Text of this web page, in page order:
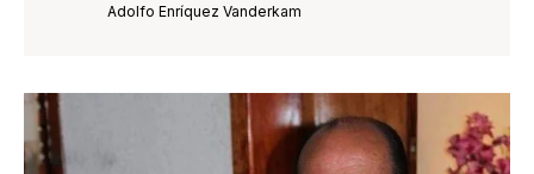
Adolfo Enríquez Vanderkam